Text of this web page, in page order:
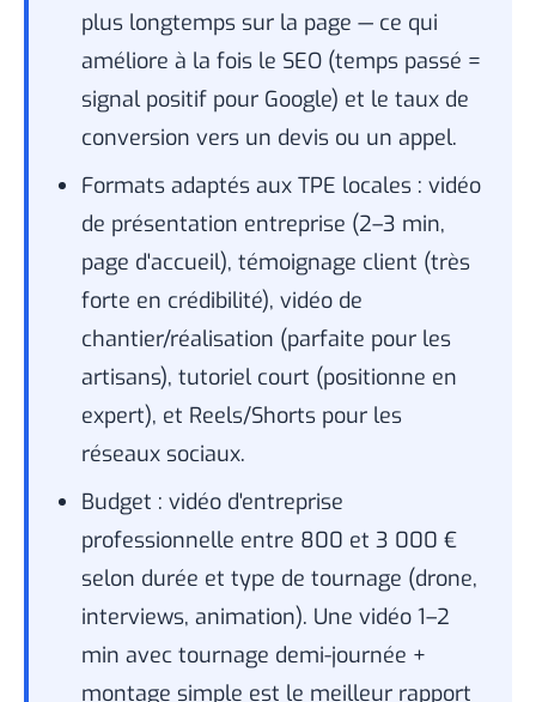
plus longtemps sur la page — ce qui
améliore à la fois le SEO (temps passé =
signal positif pour Google) et le taux de
conversion vers un devis ou un appel.
Formats adaptés aux TPE locales : vidéo
de présentation entreprise (2–3 min,
page d'accueil), témoignage client (très
forte en crédibilité), vidéo de
chantier/réalisation (parfaite pour les
artisans), tutoriel court (positionne en
expert), et Reels/Shorts pour les
réseaux sociaux.
Budget : vidéo d'entreprise
professionnelle entre 800 et 3 000 €
selon durée et type de tournage (drone,
interviews, animation). Une vidéo 1–2
min avec tournage demi-journée +
montage simple est le meilleur rapport